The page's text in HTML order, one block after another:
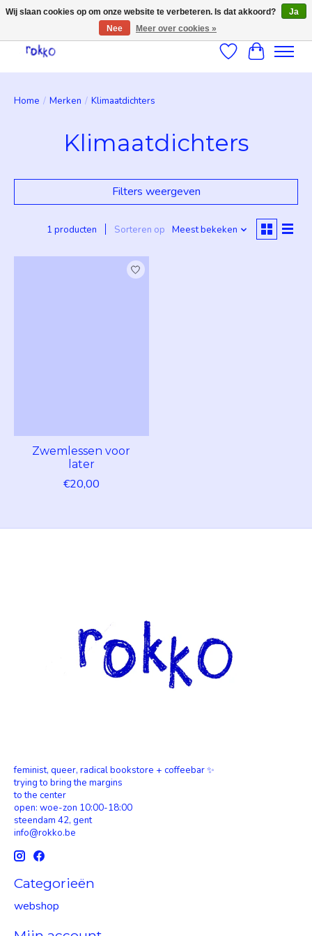
Verlanglijst
Home / Merken / Klimaatdichters
Klimaatdichters
Filters weergeven
1 producten Sorteren op Meest bekeken
Zwemlessen voor
later
€20,00
feminist, queer, radical bookstore + coffeebar ✨
trying to bring the margins
to the center
open: woe-zon 10:00-18:00
steendam 42, gent
info@rokko.be
Categorieën
webshop
Wij slaan cookies op om onze website te verbeteren. Is dat akkoord?
Ja
Nee
Meer over cookies »